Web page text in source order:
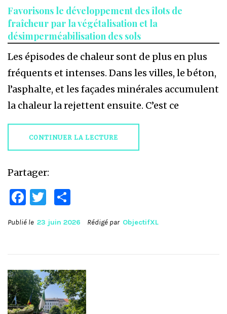
Favorisons le développement des îlots de
fraîcheur par la végétalisation et la
désimperméabilisation des sols
Les épisodes de chaleur sont de plus en plus
fréquents et intenses. Dans les villes, le béton,
l’asphalte, et les façades minérales accumulent
la chaleur la rejettent ensuite. C’est ce
CONTINUER LA LECTURE
Partager:
Facebook
Twitter
Publié le 23 juin 2026 Rédigé par ObjectifXL